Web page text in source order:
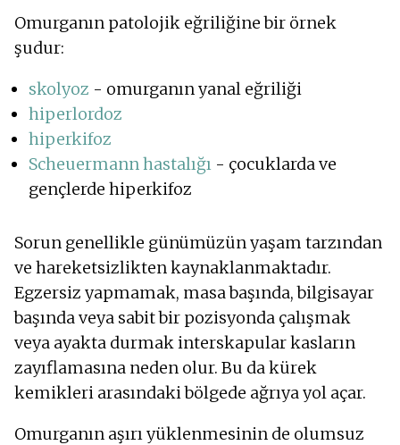
Omurganın patolojik eğriliğine bir örnek
şudur:
skolyoz - omurganın yanal eğriliği
hiperlordoz
hiperkifoz
Scheuermann hastalığı - çocuklarda ve
gençlerde hiperkifoz
Sorun genellikle günümüzün yaşam tarzından
ve hareketsizlikten kaynaklanmaktadır.
Egzersiz yapmamak, masa başında, bilgisayar
başında veya sabit bir pozisyonda çalışmak
veya ayakta durmak interskapular kasların
zayıflamasına neden olur. Bu da kürek
kemikleri arasındaki bölgede ağrıya yol açar.
Omurganın aşırı yüklenmesinin de olumsuz